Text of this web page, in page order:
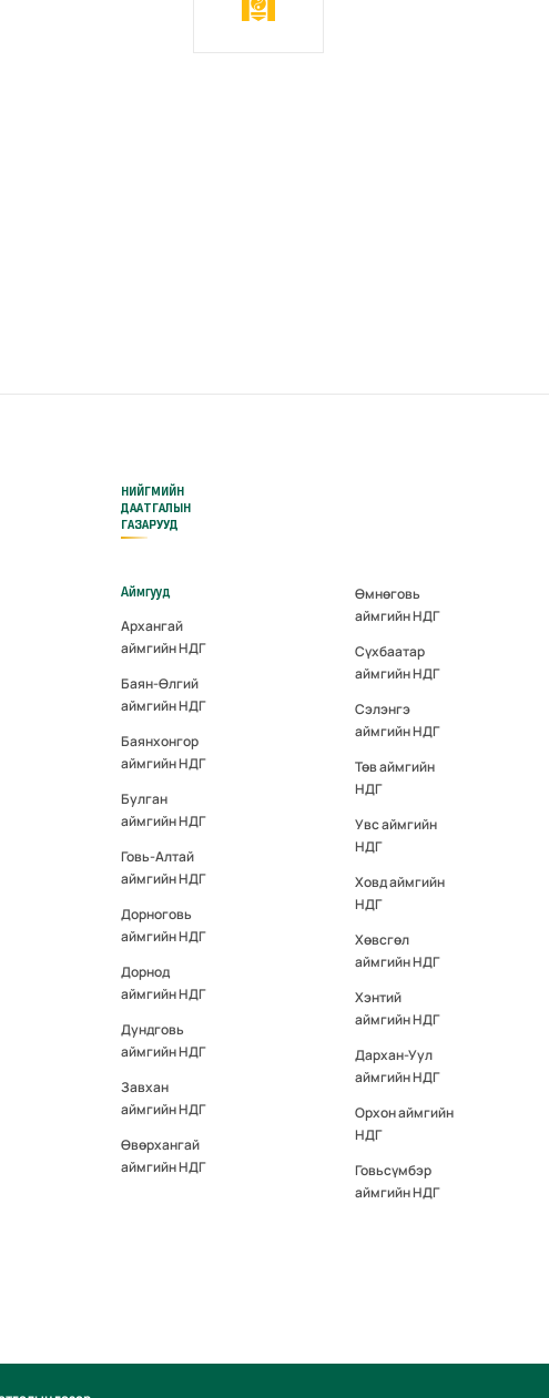
НИЙГМИЙН
ДААТГАЛЫН
ГАЗАРУУД
Аймгууд
Архангай
аймгийн НДГ
Баян-Өлгий
аймгийн НДГ
Баянхонгор
аймгийн НДГ
Булган
аймгийн НДГ
Говь-Алтай
аймгийн НДГ
Дорноговь
аймгийн НДГ
Дорнод
аймгийн НДГ
Дундговь
аймгийн НДГ
Завхан
аймгийн НДГ
Өвөрхангай
аймгийн НДГ
Өмнөговь
аймгийн НДГ
Сүхбаатар
аймгийн НДГ
Сэлэнгэ
аймгийн НДГ
Төв аймгийн
НДГ
Увс аймгийн
НДГ
Ховд аймгийн
НДГ
Хөвсгөл
аймгийн НДГ
Хэнтий
аймгийн НДГ
Дархан-Уул
аймгийн НДГ
Орхон аймгийн
НДГ
Говьсүмбэр
аймгийн НДГ